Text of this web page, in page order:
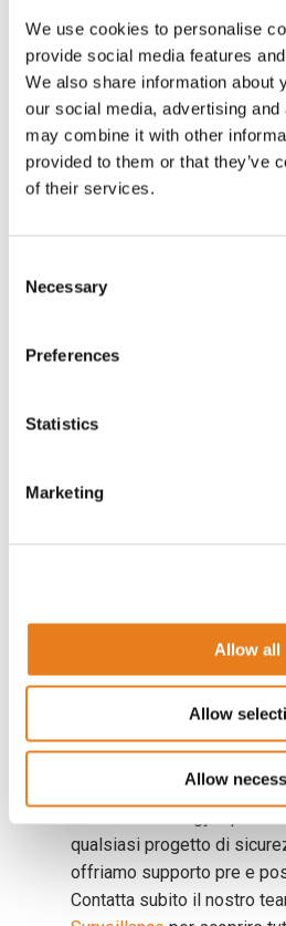
We use cookies to personalise
provide social media features
We also share information about
our social media, advertising
may combine it with other
provided to them or that they’ve
of their services.
Selection
Necessary
Preferences
Statistics
Marketing
Allow all
Allow
Allow
SELEA
Con queste significative
conferma il suo impegno
all’avanguardia per
accessi.
Scarica il listino
Aikom Technology
qualsiasi progetto di
offriamo supporto pre e
Contatta subito il nostro